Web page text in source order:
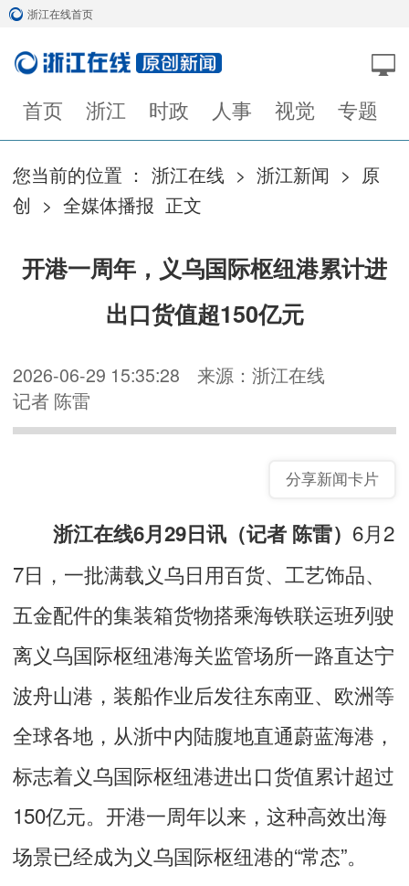
浙江在线首页
首页 浙江 时政 人事 视觉 专题
您当前的位置 ： 浙江在线 > 浙江新闻 > 原
创 > 全媒体播报 正文
开港一周年，义乌国际枢纽港累计进
出口货值超150亿元
2026-06-29 15:35:28
来源：浙江在线
记者 陈雷
分享新闻卡片
浙江在线6月29日讯（记者 陈雷） 6月2
7日，一批满载义乌日用百货、工艺饰品、
五金配件的集装箱货物搭乘海铁联运班列驶
离义乌国际枢纽港海关监管场所一路直达宁
波舟山港，装船作业后发往东南亚、欧洲等
全球各地，从浙中内陆腹地直通蔚蓝海港，
标志着义乌国际枢纽港进出口货值累计超过
150亿元。开港一周年以来，这种高效出海
场景已经成为义乌国际枢纽港的“常态”。